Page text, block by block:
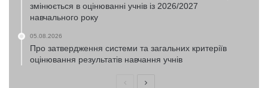
змінюється в оцінюванні учнів із 2026/2027
навчального року
05.08.2026
Про затвердження системи та загальних критеріїв
оцінювання результатів навчання учнів
ПопередняНаступна